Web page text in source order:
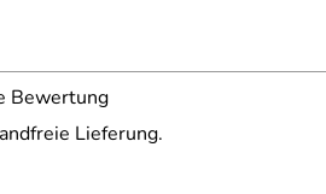
Bewertung
Lieferung.